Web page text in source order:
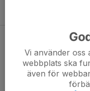
Vi använder
webbplats ska
även för